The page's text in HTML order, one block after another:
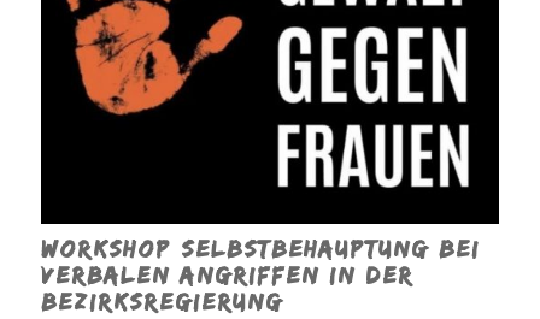
Workshop Selbstbehauptung bei
verbalen Angriffen in der
Bezirksregierung